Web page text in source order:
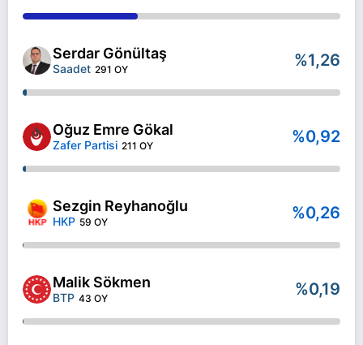
Serdar Gönültaş
Saadet 291 OY %1,26
Oğuz Emre Gökal
Zafer Partisi 211 OY %0,92
Sezgin Reyhanoğlu
HKP 59 OY %0,26
Malik Sökmen
BTP 43 OY %0,19